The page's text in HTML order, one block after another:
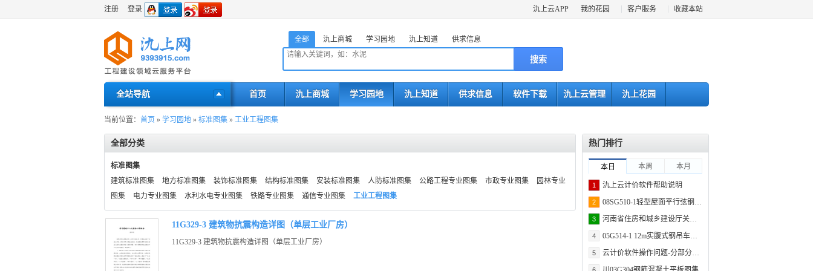
氿上云APP 我的花园 客户服务 收藏本站
注册 登录
全部 氿上商城 学习园地 氿上知道 供求信息
搜索
全站导航 首页 氿上商城 学习园地 氿上知道 供求信息 软件下载 氿上云管理 氿上花园
当前位置： 首页 » 学习园地 » 标准图集 » 工业工程图集
全部分类
标准图集
建筑标准图集
地方标准图集 装饰标准图集 结构标准图集 安装标准图集 人防标准图集 公路工程专业图集 市政专业图集
园林专业
图集
电力专业图集 水利水电专业图集 铁路专业图集 通信专业图集 工业工程图集
11G329-3 建筑物抗震构造详图（单层工业厂房）
11G329-3 建筑物抗震构造详图（单层工业厂房）
热门排行
本日 本周 本月
1 氿上云计价软件帮助说明
2 08SG510-1轻型屋面平行弦钢屋架
3 河南省住房和城乡建设厅关于调整《河南省建设工程安全文明施工措施费计价管理办法》中费用的通知
4 05G514-1 12m实腹式钢吊车梁 轻级工作制（A1～A3） Q235钢
5 云计价软件操作问题-分部分项-如何复制清单或子目